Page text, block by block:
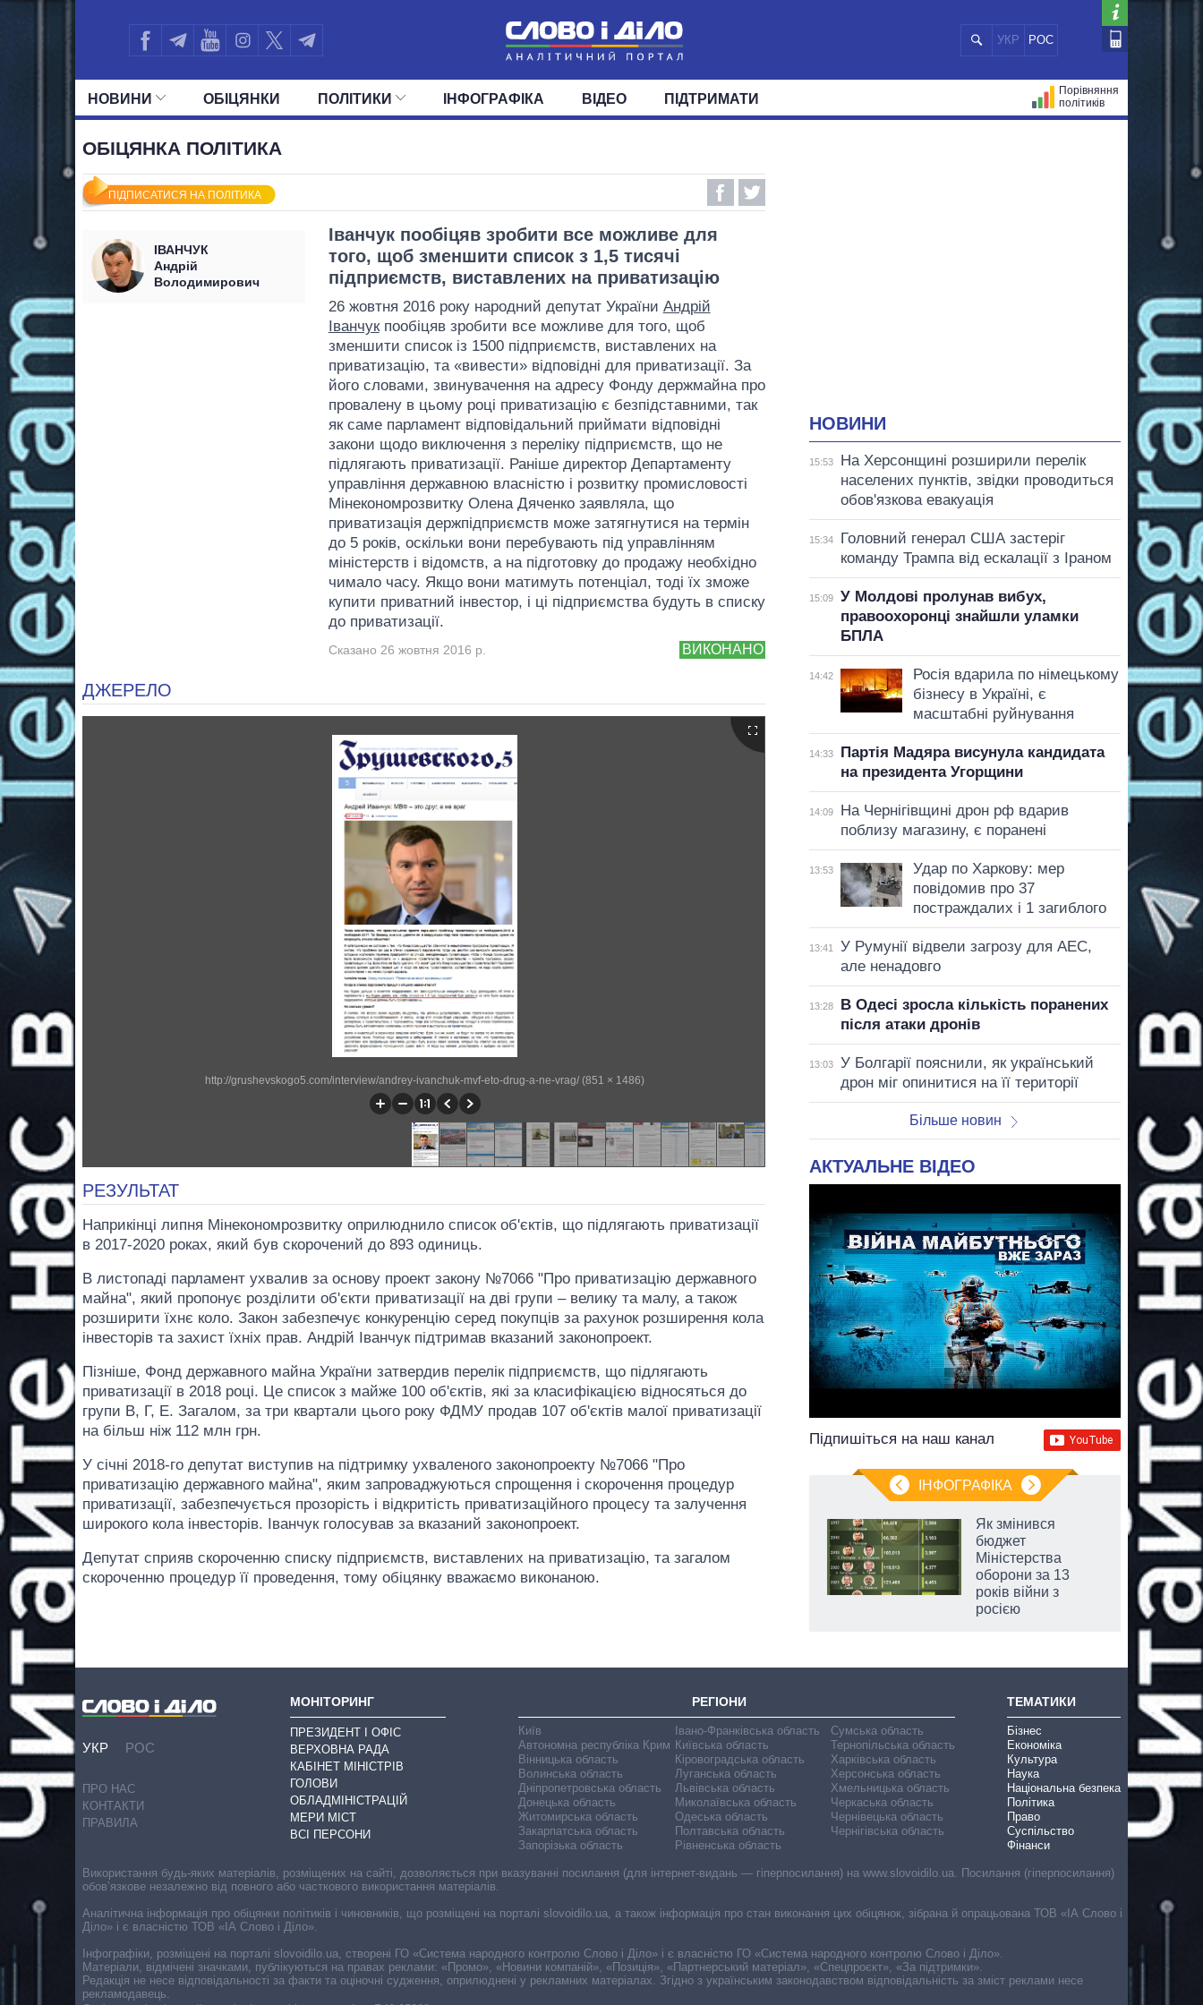
УКР РОС
НОВИНИ
СВІТ
ОБIЦЯНКИ ПОЛIТИКИ
ОКРУГИ
ІНФОГРАФІКА ВІДЕО ПІДТРИМАТИ
Порівняння
політиків
ОБІЦЯНКА ПОЛІТИКА
ПІДПИСАТИСЯ НА ПОЛІТИКА
ІВАНЧУК
Андрій
Володимирович
Іванчук пообіцяв зробити все можливе для
того, щоб зменшити список з 1,5 тисячі
підприємств, виставлених на приватизацію
26 жовтня 2016 року народний депутат України Андрій
Іванчукпообіцяв зробити все можливе для того, щоб
зменшити список із 1500 підприємств, виставлених на
приватизацію, та «вивести» відповідні для приватизації. За
його словами, звинувачення на адресу Фонду держмайна про
провалену в цьому році приватизацію є безпідставними, так
як саме парламент відповідальний приймати відповідні
закони щодо виключення з переліку підприємств, що не
підлягають приватизації. Раніше директор Департаменту
управління державною власністю і розвитку промисловості
Мінекономрозвитку Олена Дяченко заявляла, що
приватизація держпідприємств може затягнутися на термін
до 5 років, оскільки вони перебувають під управлінням
міністерств і відомств, а на підготовку до продажу необхідно
чимало часу. Якщо вони матимуть потенціал, тоді їх зможе
купити приватний інвестор, і ці підприємства будуть в списку
до приватизації.
ВИКОНАНО
Сказано 26 жовтня 2016 р.
ДЖЕРЕЛО
http://grushevskogo5.com/interview/andrey-ivanchuk-mvf-eto-drug-a-ne-vrag/ (851 × 1486)
РЕЗУЛЬТАТ
Наприкінці липня Мінекономрозвитку оприлюднило список об'єктів, що підлягають приватизації
в 2017-2020 роках, який був скорочений до 893 одиниць.
В листопаді парламент ухвалив за основу проект закону №7066 "Про приватизацію державного
майна", який пропонує розділити об'єкти приватизації на дві групи – велику та малу, а також
розширити їхнє коло. Закон забезпечує конкуренцію серед покупців за рахунок розширення кола
інвесторів та захист їхніх прав. Андрій Іванчук підтримав вказаний законопроект.
Пізніше, Фонд державного майна України затвердив перелік підприємств, що підлягають
приватизації в 2018 році. Це список з майже 100 об'єктів, які за класифікацією відносяться до
групи В, Г, Е. Загалом, за три квартали цього року ФДМУ продав 107 об'єктів малої приватизації
на більш ніж 112 млн грн.
У січні 2018-го депутат виступив на підтримку ухваленого законопроекту №7066 "Про
приватизацію державного майна", яким запроваджуються спрощення і скорочення процедур
приватизації, забезпечується прозорість і відкритість приватизаційного процесу та залучення
широкого кола інвесторів. Іванчук голосував за вказаний законопроект.
Депутат сприяв скороченню списку підприємств, виставлених на приватизацію, та загалом
скороченню процедур її проведення, тому обіцянку вважаємо виконаною.
НОВИНИ
15:53
На Херсонщині розширили перелік
населених пунктів, звідки проводиться
обов'язкова евакуація
15:34
Головний генерал США застеріг
команду Трампа від ескалації з Іраном
15:09
У Молдові пролунав вибух,
правоохоронці знайшли уламки
БПЛА
14:42
Росія вдарила по німецькому
бізнесу в Україні, є
масштабні руйнування
14:33
Партія Мадяра висунула кандидата
на президента Угорщини
14:09
На Чернігівщині дрон рф вдарив
поблизу магазину, є поранені
13:53
Удар по Харкову: мер
повідомив про 37
постраждалих і 1 загиблого
13:41
У Румунії відвели загрозу для АЕС,
але ненадовго
13:28
В Одесі зросла кількість поранених
після атаки дронів
13:03
У Болгарії пояснили, як український
дрон міг опинитися на її території
Більше новин
АКТУАЛЬНЕ ВІДЕО
Підпишіться на наш канал
ІНФОГРАФІКА
довго обіймав
Як змінився
бюджет
Міністерства
оборони за 13
років війни з
росією
УКР РОС
ПРО НАС
КОНТАКТИ
ПРАВИЛА
МОНІТОРИНГ
ПРЕЗИДЕНТ І ОФІС
ВЕРХОВНА РАДА
КАБІНЕТ МІНІСТРІВ
ГОЛОВИ
ОБЛАДМІНІСТРАЦІЙ
МЕРИ МІСТ
ВСІ ПЕРСОНИ
РЕГІОНИ
Київ
Автономна республіка Крим
Вінницька область
Волинська область
Дніпропетровська область
Донецька область
Житомирська область
Закарпатська область
Запорізька область
Івано-Франківська область
Київська область
Кіровоградська область
Луганська область
Львівська область
Миколаївська область
Одеська область
Полтавська область
Рівненська область
Сумська область
Тернопільська область
Харківська область
Херсонська область
Хмельницька область
Черкаська область
Чернівецька область
Чернігівська область
ТЕМАТИКИ
Бізнес
Економіка
Культура
Наука
Національна безпека
Політика
Право
Суспільство
Фінанси
Використання будь-яких матеріалів, розміщених на сайті, дозволяється при вказуванні посилання (для інтернет-видань — гіперпосилання) на www.slovoidilo.ua. Посилання (гіперпосилання)
обов’язкове незалежно від повного або часткового використання матеріалів.
Аналітична інформація про обіцянки політиків і чиновників, що розміщені на порталі slovoidilo.ua, а також інформація про стан виконання цих обіцянок, зібрана й опрацьована ТОВ «ІА Слово і
Діло» і є власністю ТОВ «ІА Слово і Діло».
Інфографіки, розміщені на порталі slovoidilo.ua, створені ГО «Система народного контролю Слово і Діло» і є власністю ГО «Система народного контролю Слово і Діло».
Матеріали, відмічені значками, публікуються на правах реклами: «Промо», «Новини компаній», «Позиція», «Партнерський матеріал», «Спецпроєкт», «За підтримки».
Редакція не несе відповідальності за факти та оціночні судження, оприлюднені у рекламних матеріалах. Згідно з українським законодавством відповідальність за зміст реклами несе
рекламодавець.